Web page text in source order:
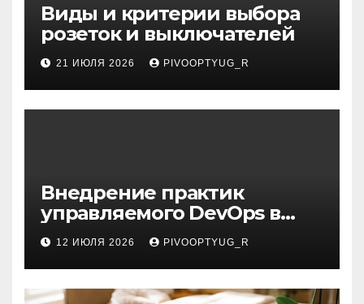
Виды и критерии выбора
розеток и выключателей
21 ИЮЛЯ 2026 PIVOOPTYUG_R
Внедрение практик
управляемого DevOps в
корпоративную ИТ-
инфраструктуру
12 ИЮЛЯ 2026 PIVOOPTYUG_R